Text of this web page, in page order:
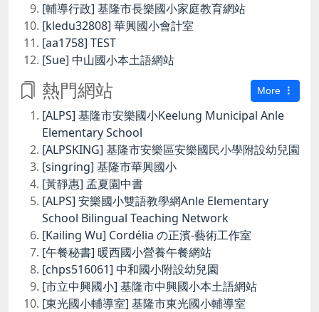
[輔導行政] 基隆市長樂國小家庭教育網站
[kledu32808] 華興國小會計室
[aa1758] TEST
[Sue] 中山國小本土語網站
熱門網站 More
[ALPS] 基隆市安樂國小Keelung Municipal Anle
Elementary School
[ALPSKING] 基隆市安樂區安樂國民小學附設幼兒園
[singring] 基隆市華興國小
[黃靜惠] 孟夏園中書
[ALPS] 安樂國小雙語教學網Anle Elementary
School Bilingual Teaching Network
[Kailing Wu] Cordélia の正濱-藝術工作室
[午餐秘書] 暖西國小營養午餐網站
[chps516061] 中和國小附設幼兒園
[市立中興國小] 基隆市中興國小本土語網站
[東光國小輔導室] 基隆市東光國小輔導室